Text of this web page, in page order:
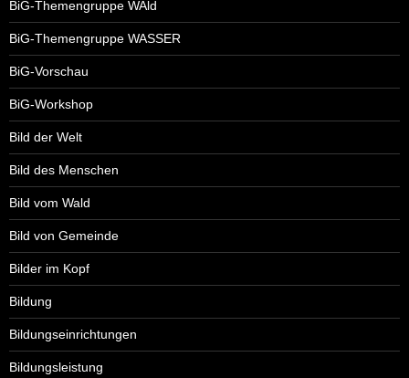
BiG-Themengruppe WAld
BiG-Themengruppe WASSER
BiG-Vorschau
BiG-Workshop
Bild der Welt
Bild des Menschen
Bild vom Wald
Bild von Gemeinde
Bilder im Kopf
Bildung
Bildungseinrichtungen
Bildungsleistung